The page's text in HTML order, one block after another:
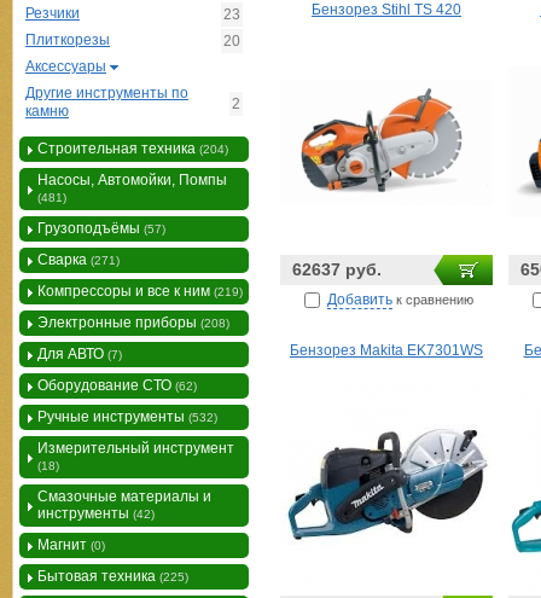
Бензорез Stihl TS 420
62637 руб.
Добавить к сравнению
Бензорез Makita EK7301WS
Резчики
23
Плиткорезы
20
Аксессуары
Другие инструменты по
камню
2
Строительная техника (204)
Насосы, Автомойки, Помпы
(481)
Грузоподъёмы (57)
Сварка (271)
Компрессоры и все к ним (219)
Электронные приборы (208)
Для АВТО (7)
Оборудование СТО (62)
Ручные инструменты (532)
Измерительный инструмент
(18)
Смазочные материалы и
инструменты (42)
Магнит (0)
Бытовая техника (225)